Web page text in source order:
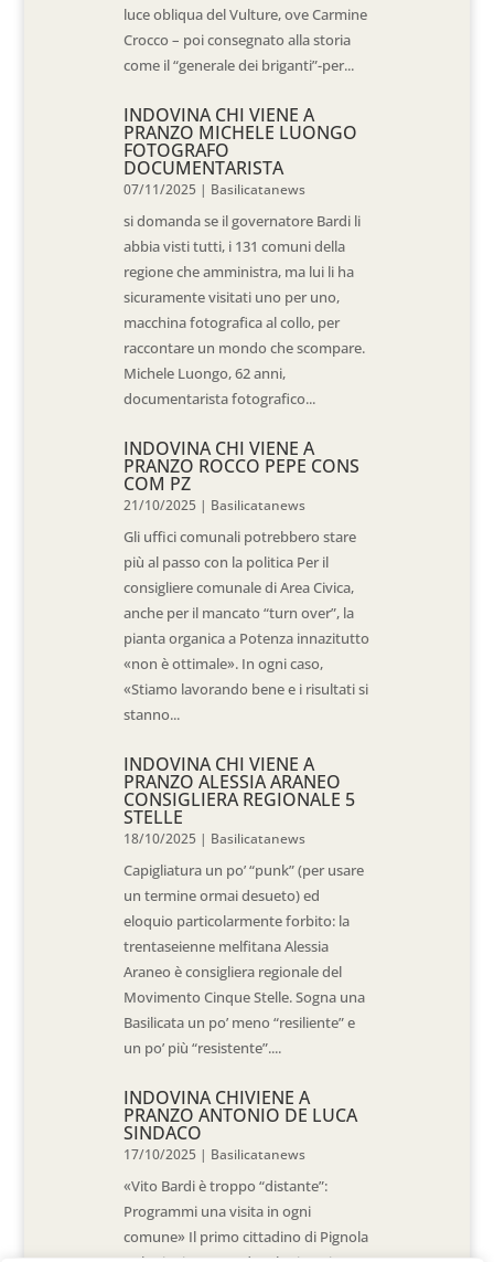
luce obliqua del Vulture, ove Carmine
Crocco – poi consegnato alla storia
come il “generale dei briganti”-per...
INDOVINA CHI VIENE A
PRANZO MICHELE LUONGO
FOTOGRAFO
DOCUMENTARISTA
07/11/2025 | Basilicatanews
si domanda se il governatore Bardi li
abbia visti tutti, i 131 comuni della
regione che amministra, ma lui li ha
sicuramente visitati uno per uno,
macchina fotografica al collo, per
raccontare un mondo che scompare.
Michele Luongo, 62 anni,
documentarista fotografico...
INDOVINA CHI VIENE A
PRANZO ROCCO PEPE CONS
COM PZ
21/10/2025 | Basilicatanews
Gli uffici comunali potrebbero stare
più al passo con la politica Per il
consigliere comunale di Area Civica,
anche per il mancato “turn over”, la
pianta organica a Potenza innazitutto
«non è ottimale». In ogni caso,
«Stiamo lavorando bene e i risultati si
stanno...
INDOVINA CHI VIENE A
PRANZO ALESSIA ARANEO
CONSIGLIERA REGIONALE 5
STELLE
18/10/2025 | Basilicatanews
Capigliatura un po’ “punk” (per usare
un termine ormai desueto) ed
eloquio particolarmente forbito: la
trentaseienne melfitana Alessia
Araneo è consigliera regionale del
Movimento Cinque Stelle. Sogna una
Basilicata un po’ meno “resiliente” e
un po’ più “resistente”....
INDOVINA CHIVIENE A
PRANZO ANTONIO DE LUCA
SINDACO
17/10/2025 | Basilicatanews
«Vito Bardi è troppo “distante”:
Programmi una visita in ogni
comune» Il primo cittadino di Pignola